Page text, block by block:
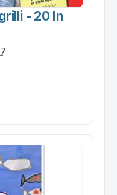
- 20 In